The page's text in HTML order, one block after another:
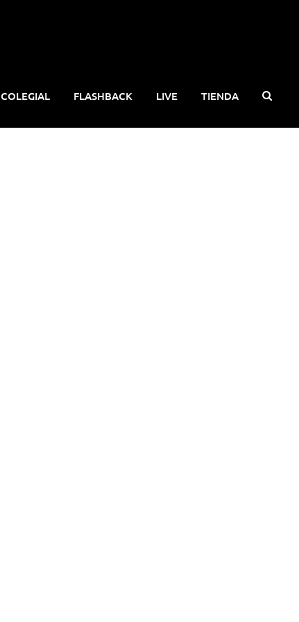
COLEGIAL FLASHBACK LIVE TIENDA